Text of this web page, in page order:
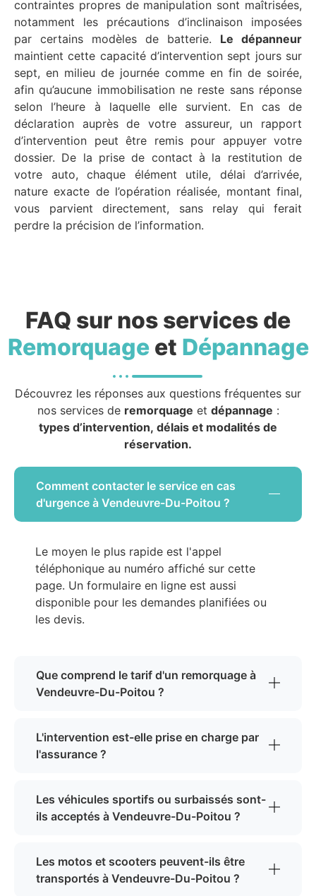
contraintes propres de manipulation sont maîtrisées,
notamment les précautions d’inclinaison imposées
par certains modèles de batterie. Le dépanneur
maintient cette capacité d’intervention sept jours sur
sept, en milieu de journée comme en fin de soirée,
afin qu’aucune immobilisation ne reste sans réponse
selon l’heure à laquelle elle survient. En cas de
déclaration auprès de votre assureur, un rapport
d’intervention peut être remis pour appuyer votre
dossier. De la prise de contact à la restitution de
votre auto, chaque élément utile, délai d’arrivée,
nature exacte de l’opération réalisée, montant final,
vous parvient directement, sans relay qui ferait
perdre la précision de l’information.
FAQ sur nos services de
Remorquageet Dépannage
Découvrez les réponses aux questions fréquentes sur
nos services de remorquage et dépannage :
types d’intervention, délais et modalités de
réservation.
Comment contacter le service en cas
d'urgence à Vendeuvre-Du-Poitou ?
Le moyen le plus rapide est l'appel
téléphonique au numéro affiché sur cette
page. Un formulaire en ligne est aussi
disponible pour les demandes planifiées ou
les devis.
Que comprend le tarif d'un remorquage à
Vendeuvre-Du-Poitou ?
L'intervention est-elle prise en charge par
l'assurance ?
Les véhicules sportifs ou surbaissés sont-
ils acceptés à Vendeuvre-Du-Poitou ?
Les motos et scooters peuvent-ils être
transportés à Vendeuvre-Du-Poitou ?